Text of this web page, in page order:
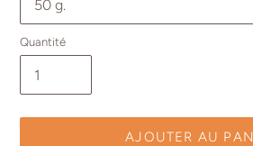
Quantité
AJOUTER AU